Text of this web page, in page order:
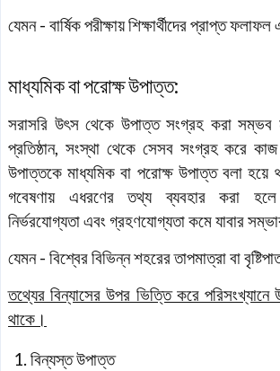
যেমন - বার্ষিক পরীক্ষায় শিক্ষার্থীদের প্রাপ্ত
মাধ্যমিক বা পরোক্ষ উপাত্ত:
সরাসরি উৎস থেকে উপাত্ত সংগ্রহ করা সম্ভব
প্রতিষ্ঠান, সংস্থা থেকে সেসব সংগ্রহ করে
উপাত্তকে মাধ্যমিক বা পরোক্ষ উপাত্ত বলা হয়ে
গবেষণায় এধরণের তথ্য ব্যবহার করা
নির্ভরযোগ্যতা এবং গ্রহণযোগ্যতা কমে যাবার
যেমন - বিশ্বের বিভিন্ন শহরের তাপমাত্রা বা
তথ্যের বিন্যাসের উপর ভিত্তি করে
থাকে।
বিন্যস্ত উপাত্ত